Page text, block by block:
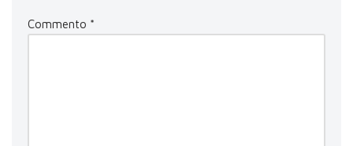
Commento *